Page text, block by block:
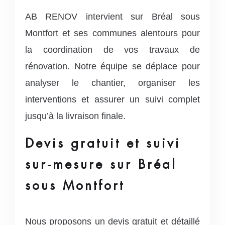
AB RENOV intervient sur Bréal sous
Montfort et ses communes alentours pour
la coordination de vos travaux de
rénovation. Notre équipe se déplace pour
analyser le chantier, organiser les
interventions et assurer un suivi complet
jusqu’à la livraison finale.
Devis gratuit et suivi
sur-mesure sur Bréal
sous Montfort
Nous proposons un devis gratuit et détaillé